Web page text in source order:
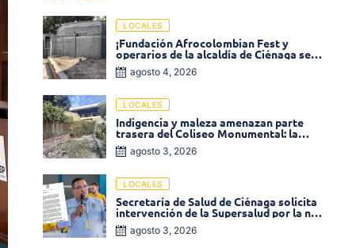
LOCALES
¡Fundación Afrocolombian Fest y
operarios de la alcaldía de Ciénaga se
ponen la 10! Realizan limpieza de la
parte posterior del Coliseo
agosto 4, 2026
LOCALES
Indigencia y maleza amenazan parte
trasera del Coliseo Monumental: la
comunidad exige acción inmediata!
agosto 3, 2026
LOCALES
Secretaría de Salud de Ciénaga solicita
intervención de la Supersalud por la no
entrega de medicamentos en las EPS
agosto 3, 2026